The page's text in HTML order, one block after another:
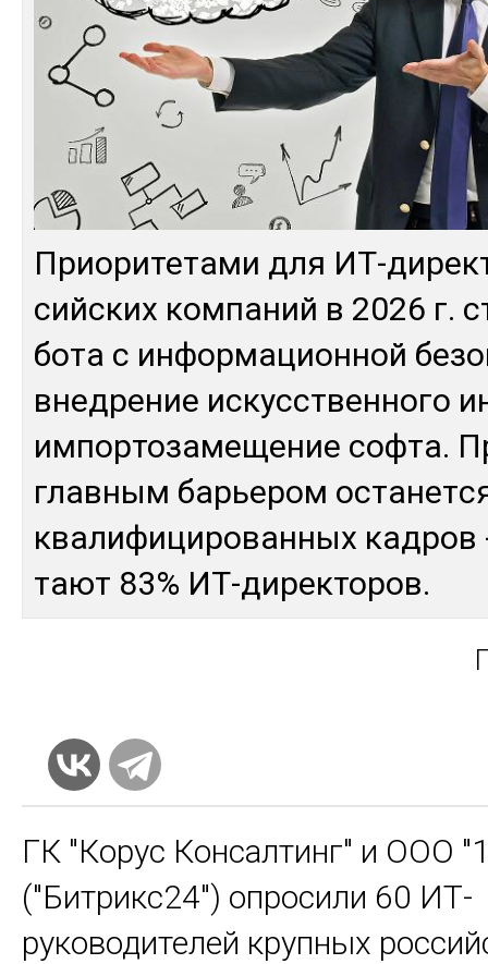
Прио­ри­тета­ми для ИТ-
сий­ских ком­па­ний в 2026 г.
бота с ин­фор­ма­цион­ной
внед­ре­ние ис­кусс­твен­но­го
им­пор­то­заме­щение соф­та.
глав­ным барь­ером
ква­лифи­циро­ван­ных кад­ров
тают 83% ИТ-ди­рек­то­ров.
ГК "Корус Консалтинг" и ООО
("Битрикс24") опросили 60 ИТ-
руководителей крупных